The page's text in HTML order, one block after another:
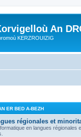
An
KERZROUIZIG
ER BED A-BEZH
régionales et
en langues